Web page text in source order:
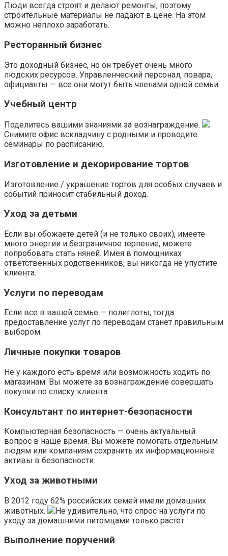
Люди всегда строят и делают ремонты, поэтому
строительные материалы не падают в цене. На этом
можно неплохо заработать.
Ресторанный бизнес
Это доходный бизнес, но он требует очень много
людских ресурсов. Управленческий персонал, повара,
официанты — все они могут быть членами одной семьи.
Учебный центр
Поделитесь вашими знаниями за вознаграждение.
Снимите офис вскладчину с родными и проводите
семинары по расписанию.
Изготовление и декорирование тортов
Изготовление / украшение тортов для особых случаев и
событий приносит стабильный доход.
Уход за детьми
Если вы обожаете детей (и не только своих), имеете
много энергии и безграничное терпение, можете
попробовать стать няней. Имея в помощниках
ответственных родственников, вы никогда не упустите
клиента.
Услуги по переводам
Если все в вашей семье — полиглоты, тогда
предоставление услуг по переводам станет правильным
выбором.
Личные покупки товаров
Не у каждого есть время или возможность ходить по
магазинам. Вы можете за вознаграждение совершать
покупки по списку клиента.
Консультант по интернет-безопасности
Компьютерная безопасность — очень актуальный
вопрос в наше время. Вы можете помогать отдельным
людям или компаниям сохранить их информационные
активы в безопасности.
Уход за животными
В 2012 году 62% российских семей имели домашних
животных.
Не удивительно, что спрос на услуги по
уходу за домашними питомцами только растет.
Выполнение поручений